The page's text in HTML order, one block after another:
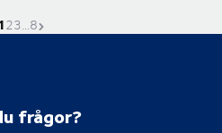
sida är
Gå till sidan
2Gå till sidan
3...Gå till sidan
8Nästa sida
frågor?